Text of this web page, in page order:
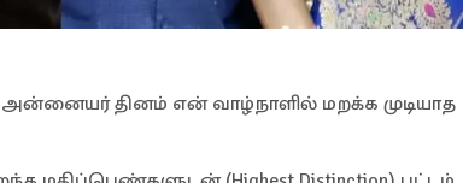
அன்னையர் தினம் என் வாழ்நாளில் மறக்க முடியாத